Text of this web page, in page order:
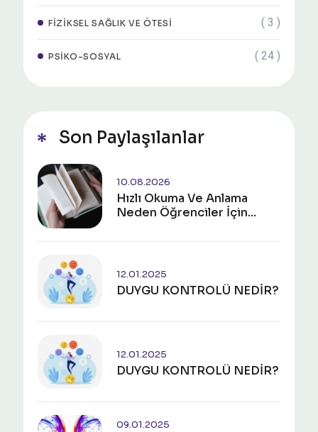
FIZIKSEL SAĞLIK VE ÖTESI ( 3 )
PSIKO-SOSYAL ( 24 )
Son Paylaşılanlar
10.08.2026
Hızlı Okuma Ve Anlama
Neden Öğrenciler İçin
12.01.2025
DUYGU KONTROLÜ NEDİR?
12.01.2025
DUYGU KONTROLÜ NEDİR?
09.01.2025